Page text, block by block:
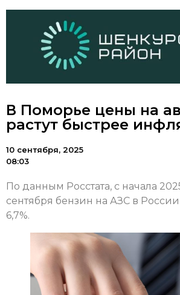
В Поморье цены на
растут быстрее
10 сентября, 2025
08:03
По данным Росстата, с начала
сентября бензин на АЗС в
6,7%.